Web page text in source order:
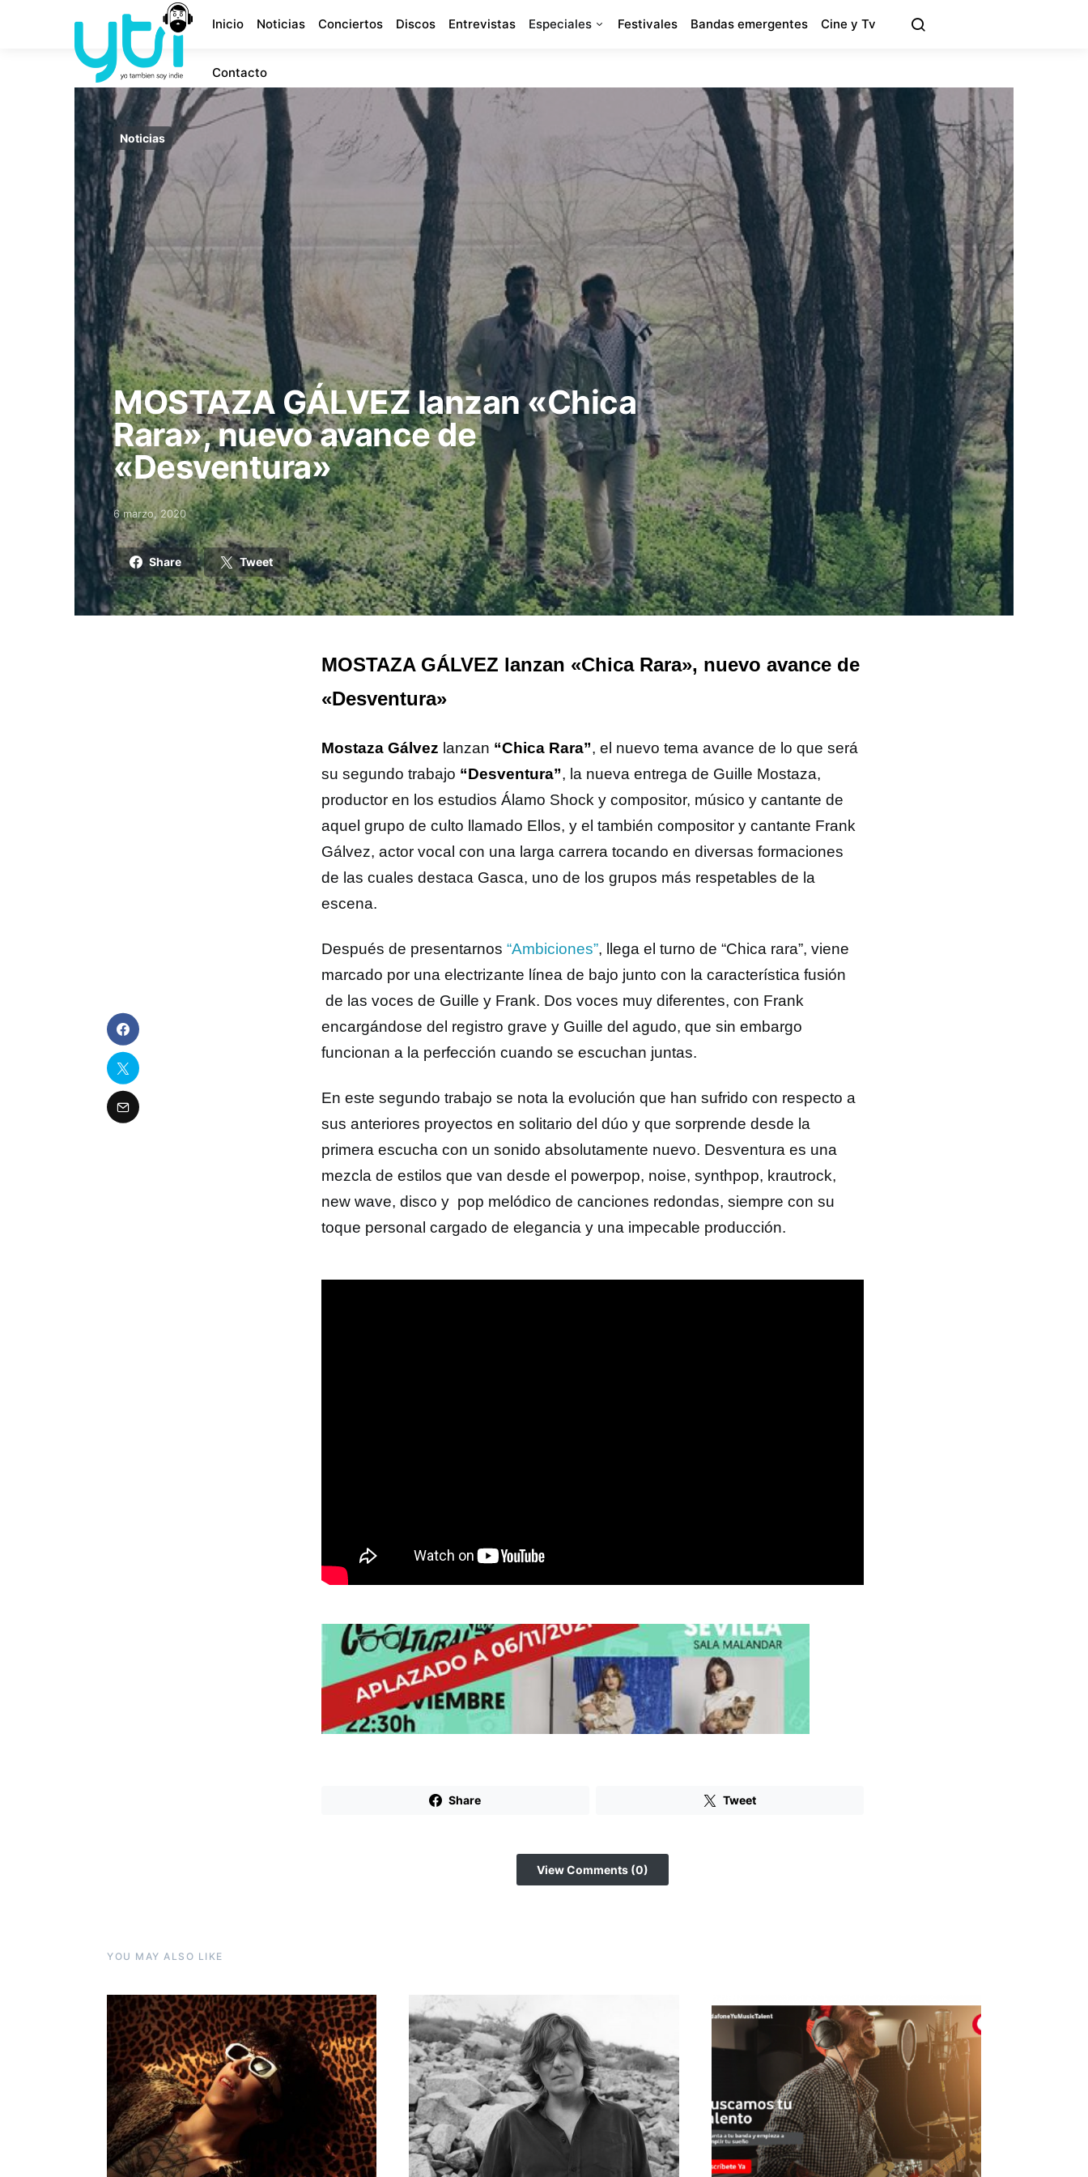
Inicio Noticias Conciertos Discos Entrevistas Especiales Festivales Bandas emergentes Cine y Tv
Contacto
Noticias
MOSTAZA GÁLVEZ lanzan «Chica
Rara», nuevo avance de
«Desventura»
Posted on
6 marzo, 2020
Share Tweet
MOSTAZA GÁLVEZ lanzan «Chica Rara», nuevo avance de
«Desventura»
Mostaza Gálvez lanzan “Chica Rara”, el nuevo tema avance de lo que será
su segundo trabajo “Desventura”, la nueva entrega de Guille Mostaza,
productor en los estudios Álamo Shock y compositor, músico y cantante de
aquel grupo de culto llamado Ellos, y el también compositor y cantante Frank
Gálvez, actor vocal con una larga carrera tocando en diversas formaciones
de las cuales destaca Gasca, uno de los grupos más respetables de la
escena.
Después de presentarnos “Ambiciones”, llega el turno de “Chica rara”, viene
marcado por una electrizante línea de bajo junto con la característica fusión
de las voces de Guille y Frank. Dos voces muy diferentes, con Frank
encargándose del registro grave y Guille del agudo, que sin embargo
funcionan a la perfección cuando se escuchan juntas.
En este segundo trabajo se nota la evolución que han sufrido con respecto a
sus anteriores proyectos en solitario del dúo y que sorprende desde la
primera escucha con un sonido absolutamente nuevo. Desventura es una
mezcla de estilos que van desde el powerpop, noise, synthpop, krautrock,
new wave, disco y pop melódico de canciones redondas, siempre con su
toque personal cargado de elegancia y una impecable producción.
Share Tweet
View Comments (0)
YOU MAY ALSO LIKE